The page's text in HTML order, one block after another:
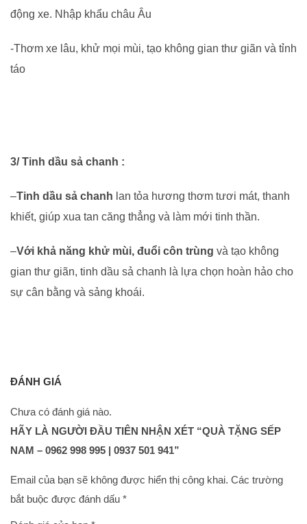
động xe. Nhập khẩu châu Âu
-Thơm xe lâu, khử mọi mùi, tạo không gian thư giãn và tỉnh
táo
3/ Tinh dầu sả chanh :
–Tinh dầu sả chanh lan tỏa hương thơm tươi mát, thanh
khiết, giúp xua tan căng thẳng và làm mới tinh thần.
–Với khả năng khử mùi, đuổi côn trùng và tạo không
gian thư giãn, tinh dầu sả chanh là lựa chọn hoàn hảo cho
sự cân bằng và sảng khoái.
ĐÁNH GIÁ
Chưa có đánh giá nào.
HÃY LÀ NGƯỜI ĐẦU TIÊN NHẬN XÉT “QUÀ TẶNG SẾP
NAM – 0962 998 995 | 0937 501 941”
Email của bạn sẽ không được hiển thị công khai. Các trường
bắt buộc được đánh dấu *